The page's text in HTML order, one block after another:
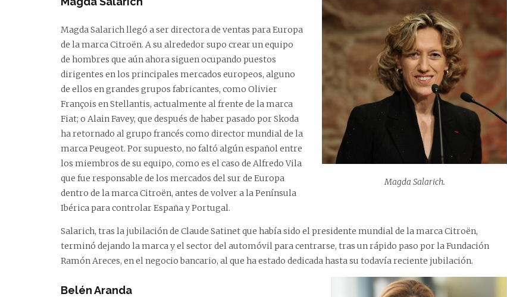
Magda Salarich.
Magda Salarich llegó a ser directora de ventas para Europa
de la marca Citroën. A su alrededor supo crear un equipo
de hombres que aún ahora siguen ocupando puestos
dirigentes en los principales mercados europeos, alguno
de ellos en grandes grupos fabricantes, como Olivier
François en Stellantis, actualmente al frente de la marca
Fiat; o Alain Favey, que después de haber pasado por Skoda
ha retornado al grupo francés como director mundial de la
marca Peugeot. Por supuesto, no faltó algún español entre
los miembros de su equipo, como es el caso de Alfredo Vila
que fue responsable de los mercados del sur de Europa
dentro de la marca Citroën, antes de volver a la Península
Ibérica para controlar España y Portugal.
Salarich, tras la jubilación de Claude Satinet que había sido el presidente mundial de la marca Citroën,
terminó dejando la marca y el sector del automóvil para centrarse, tras un rápido paso por la Fundación
Ramón Areces, en el negocio bancario, al que ha estado dedicada hasta su todavía reciente jubilación.
Belén Aranda